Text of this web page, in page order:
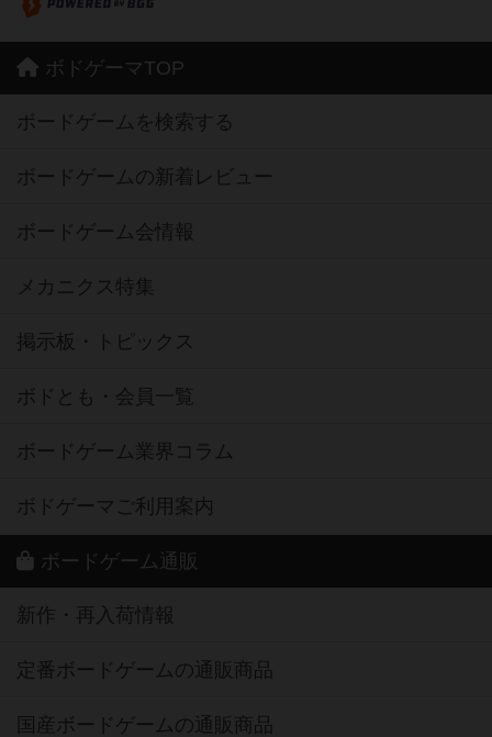
ボドゲーマTOP
ボードゲームを検索する
ボードゲームの新着レビュー
ボードゲーム会情報
メカニクス特集
掲示板・トピックス
ボドとも・会員一覧
ボードゲーム業界コラム
ボドゲーマご利用案内
ボードゲーム通販
新作・再入荷情報
定番ボードゲームの通販商品
国産ボードゲームの通販商品